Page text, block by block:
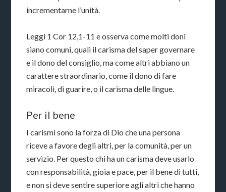
incrementarne l’unità.
Leggi 1 Cor 12,1-11 e osserva come molti doni
siano comuni, quali il carisma del saper governare
e il dono del consiglio, ma come altri abbiano un
carattere straordinario, come il dono di fare
miracoli, di guarire, o il carisma delle lingue.
Per il bene
I carismi sono la forza di Dio che una persona
riceve a favore degli altri, per la comunità, per un
servizio. Per questo chi ha un carisma deve usarlo
con responsabilità, gioia e pace, per il bene di tutti,
e non si deve sentire superiore agli altri che hanno